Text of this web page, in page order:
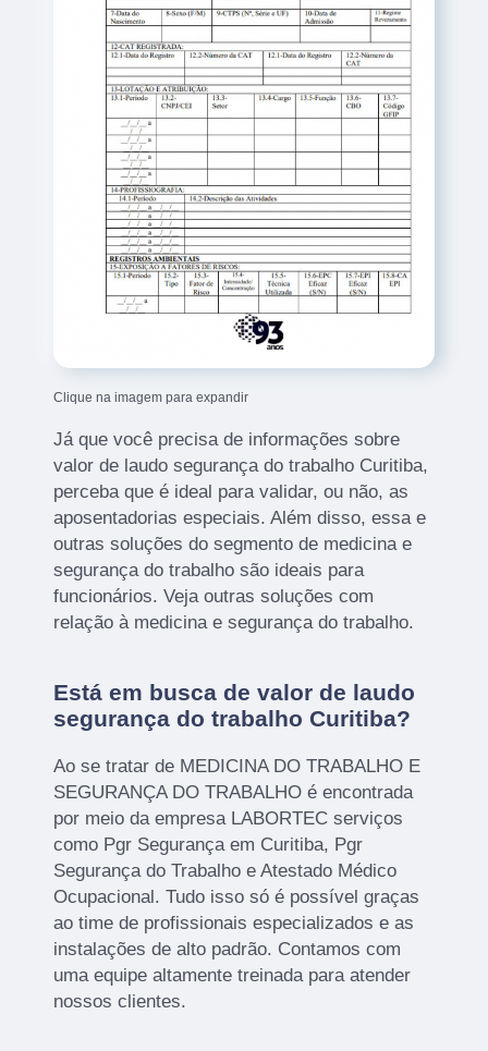
Clique na imagem para expandir
Já que você precisa de informações sobre
valor de laudo segurança do trabalho Curitiba,
perceba que é ideal para validar, ou não, as
aposentadorias especiais. Além disso, essa e
outras soluções do segmento de medicina e
segurança do trabalho são ideais para
funcionários. Veja outras soluções com
relação à medicina e segurança do trabalho.
Está em busca de valor de laudo
segurança do trabalho Curitiba?
Ao se tratar de MEDICINA DO TRABALHO E
SEGURANÇA DO TRABALHO é encontrada
por meio da empresa LABORTEC serviços
como Pgr Segurança em Curitiba, Pgr
Segurança do Trabalho e Atestado Médico
Ocupacional. Tudo isso só é possível graças
ao time de profissionais especializados e as
instalações de alto padrão. Contamos com
uma equipe altamente treinada para atender
nossos clientes.